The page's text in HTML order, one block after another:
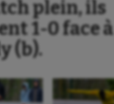
plein, ils
1-0 face à
(b).